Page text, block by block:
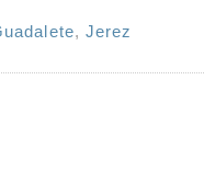
, Jerez